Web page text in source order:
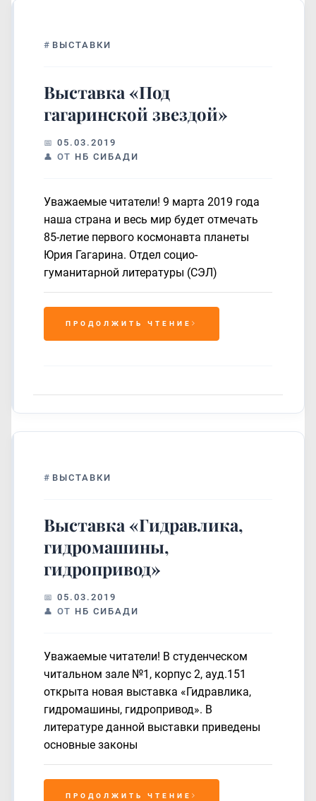
# ВЫСТАВКИ
Выставка «Под
гагаринской звездой»
05.03.2019
ОТ НБ СИБАДИ
Уважаемые читатели! 9 марта 2019 года
наша страна и весь мир будет отмечать
85-летие первого космонавта планеты
Юрия Гагарина. Отдел социо-
гуманитарной литературы (СЭЛ)
ПРОДОЛЖИТЬ ЧТЕНИЕ
# ВЫСТАВКИ
Выставка «Гидравлика,
гидромашины,
гидропривод»
05.03.2019
ОТ НБ СИБАДИ
Уважаемые читатели! В студенческом
читальном зале №1, корпус 2, ауд.151
открыта новая выставка «Гидравлика,
гидромашины, гидропривод». В
литературе данной выставки приведены
основные законы
ПРОДОЛЖИТЬ ЧТЕНИЕ